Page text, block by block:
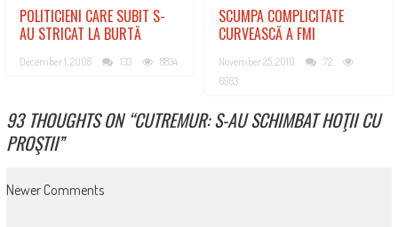
POLITICIENI CARE SUBIT S-
AU STRICAT LA BURTĂ
December 1, 2008 133 8834
SCUMPA COMPLICITATE
CURVEASCĂ A FMI
November 25, 2010
72
6983
93 THOUGHTS ON “CUTREMUR: S-AU SCHIMBAT HOŢII CU
PROŞTII”
COMMENT
NAVIGATION
Newer Comments